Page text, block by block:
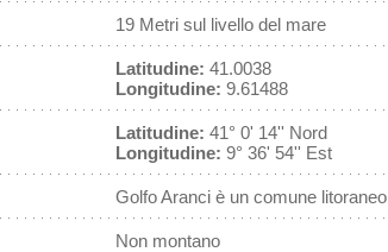
19 Metri sul livello del mare
Latitudine: 41.0038
Longitudine: 9.61488
Latitudine: 41° 0' 14'' Nord
Longitudine: 9° 36' 54'' Est
Golfo Aranci è un comune litoraneo
Non montano